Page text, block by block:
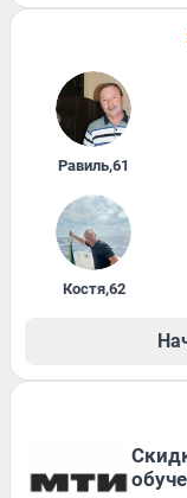
Равиль,61
Костя,62